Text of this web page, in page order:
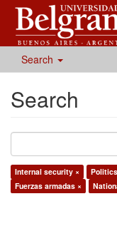
Search
Search
Internal security ×
Fuerzas armadas ×